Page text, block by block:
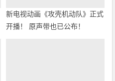
新电视动画《攻壳机动队》正式
开播！ 原声带也已公布！